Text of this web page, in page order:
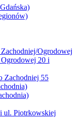
Ogrodowej
20 i
Zachodniej 55
ul. Piotrkowskiej